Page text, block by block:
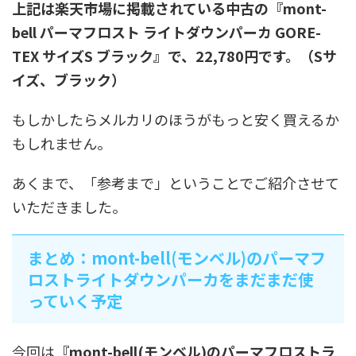
上記は楽天市場に掲載されている中古の『mont-
bell パーマフロスト ライトダウンパーカ GORE-
TEX サイズS ブラック』で、22,780円です。（Sサ
イズ、ブラック）
もしかしたらメルカリのほうがもっと安く買えるか
もしれません。
あくまで、「参考まで」ということでご紹介させて
いただきました。
まとめ：mont-bell(モンベル)のパーマフ
ロストライトダウンパーカをまだまだ使
っていく予定
今回は 『mont-bell(モンベル)のパーマフロストラ